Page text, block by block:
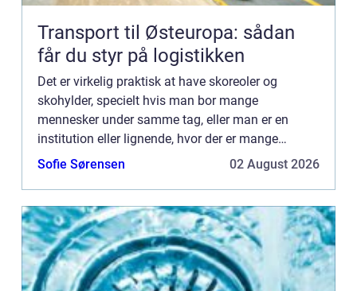
Transport til Østeuropa: sådan
får du styr på logistikken
Det er virkelig praktisk at have skoreoler og
skohylder, specielt hvis man bor mange
mennesker under samme tag, eller man er en
institution eller lignende, hvor der er mange
besøgende med videre, der kommer forbi med
Sofie Sørensen 02 August 2026